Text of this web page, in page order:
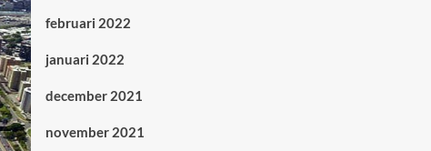
februari 2022
januari 2022
december 2021
november 2021